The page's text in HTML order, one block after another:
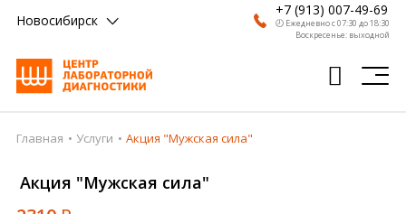
Новосибирск
+7 (913) 007-49-69
🕗 Ежедневно с 07:30 до 18:30
Воскресенье: выходной
Главная
Анализы
Главная Услуги Акция "Мужская сила"
Акция "Мужская сила"